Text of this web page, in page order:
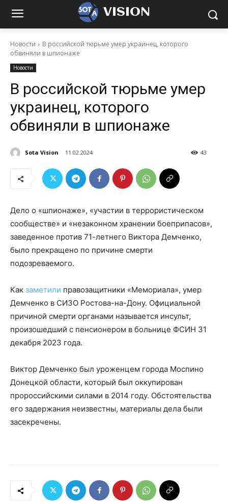
VISION
Новости
В российской тюрьме умер украинец, которого
обвиняли в шпионаже
Новости
В российской тюрьме умер
украинец, которого
обвиняли в шпионаже
Sota Vision 11.02.2024 43
Дело о «шпионаже», «участии в террористическом
сообществе» и «незаконном хранении боеприпасов»,
заведенное против 71-летнего Виктора Демченко,
было прекращено по причине смерти
подозреваемого.
Как заметили правозащитники «Мемориала», умер
Демченко в СИЗО Ростова-на-Дону. Официальной
причиной смерти органами называется инсульт,
произошедший с пенсионером в больнице ФСИН 31
декабря 2023 года.
Виктор Демченко был уроженцем города Моспино
Донецкой области, который был оккупирован
пророссийскими силами в 2014 году. Обстоятельства
его задержания неизвестны, материалы дела были
засекречены.